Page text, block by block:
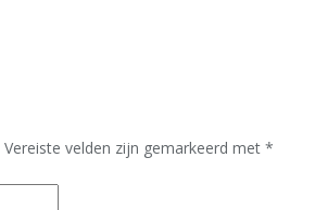
Vereiste velden zijn gemarkeerd met *